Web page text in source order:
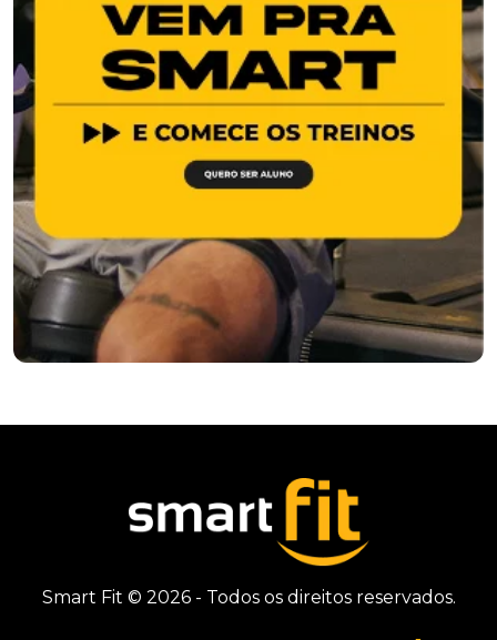
Smart Fit © 2026 - Todos os direitos reservados.